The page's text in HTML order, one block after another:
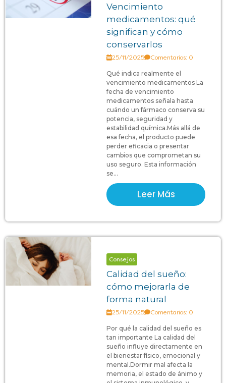
Vencimiento
medicamentos: qué
significan y cómo
conservarlos
25/11/2025 Comentarios: 0
Qué indica realmente el
vencimiento medicamentos La
fecha de vencimiento
medicamentos señala hasta
cuándo un fármaco conserva su
potencia, seguridad y
estabilidad química.Más allá de
esa fecha, el producto puede
perder eficacia o presentar
cambios que comprometan su
uso seguro. Esta información
se...
Leer Más
Consejos
Calidad del sueño:
cómo mejorarla de
forma natural
25/11/2025 Comentarios: 0
Por qué la calidad del sueño es
tan importante La calidad del
sueño influye directamente en
el bienestar físico, emocional y
mental.Dormir mal afecta la
memoria, el estado de ánimo y